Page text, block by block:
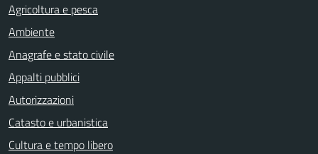
Agricoltura e pesca
Ambiente
Anagrafe e stato civile
Appalti pubblici
Autorizzazioni
Catasto e urbanistica
Cultura e tempo libero